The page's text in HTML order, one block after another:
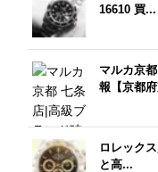
16610 買...
マルカ京
報【京都
ロレック
と高...